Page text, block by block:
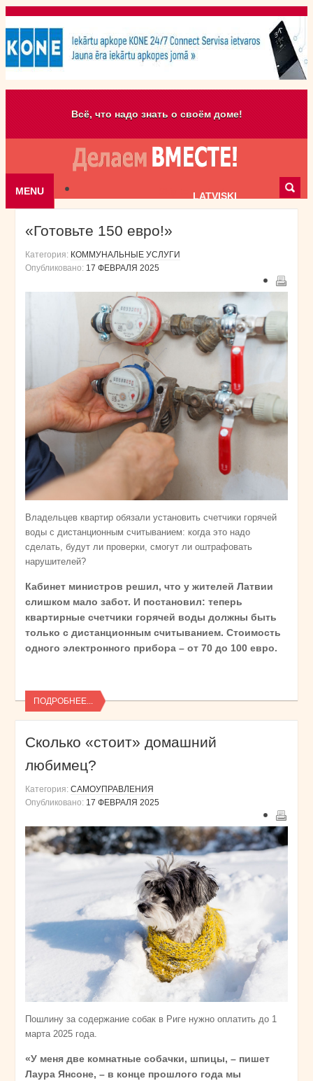
Всё, что надо знать о своём доме!
MENU LATVISKI
Skip to content
«Готовьте 150 евро!»
Категория: КОММУНАЛЬНЫЕ УСЛУГИ
Опубликовано: 17 ФЕВРАЛЯ 2025
Владельцев квартир обязали установить счетчики горячей
воды с дистанционным считыванием: когда это надо
сделать, будут ли проверки, смогут ли оштрафовать
нарушителей?
Кабинет министров решил, что у жителей Латвии
слишком мало забот. И постановил: теперь
квартирные счетчики горячей воды должны быть
только с дистанционным считыванием. Стоимость
одного электронного прибора – от 70 до 100 евро.
ПОДРОБНЕЕ...
Сколько «стоит» домашний
любимец?
Категория: САМОУПРАВЛЕНИЯ
Опубликовано: 17 ФЕВРАЛЯ 2025
Пошлину за содержание собак в Риге нужно оплатить до 1
марта 2025 года.
«У меня две комнатные собачки, шпицы, – пишет
Лаура Янсоне, – в конце прошлого года мы